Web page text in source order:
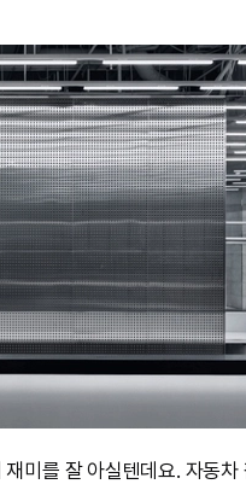
미를 잘 아실텐데요. 자동차